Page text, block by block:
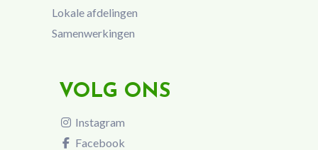
Lokale afdelingen
Samenwerkingen
VOLG ONS
Instagram
Facebook